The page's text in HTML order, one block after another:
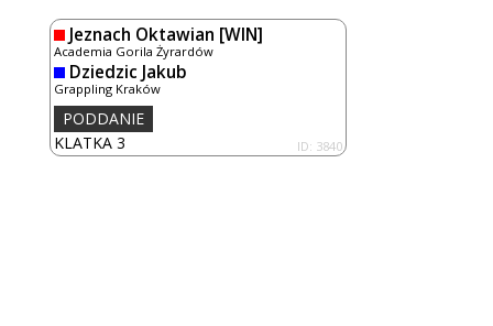
Jeznach Oktawian [WIN]
Academia Gorila Żyrardów
Dziedzic Jakub
Grappling Kraków
KLATKA 3 ID: 3840
PODDANIE